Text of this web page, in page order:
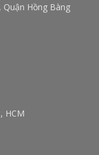
Hồng Bàng
HCM